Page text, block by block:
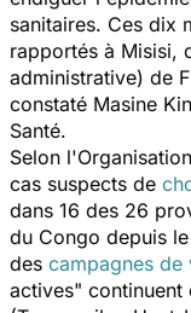
sanitaires. Ces dix
rapportés à Misisi,
administrative) de
constaté Masine
Santé.
Selon
cas suspects de
dans 16 des 26
du Congo depuis
des campagnes de
actives" continuent